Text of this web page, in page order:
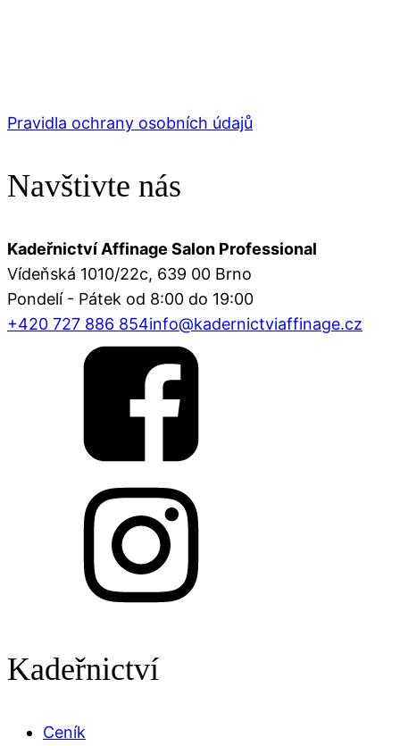
Pravidla ochrany osobních údajů
Navštivte nás
Kadeřnictví Affinage Salon Professional
Vídeňská 1010/22c, 639 00 Brno
Pondelí - Pátek od 8:00 do 19:00
+420 727 886 854info@kadernictviaffinage.cz
Kadeřnictví
Ceník